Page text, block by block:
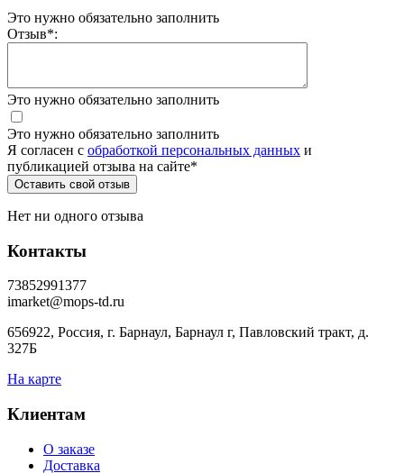
Это нужно обязательно заполнить
Отзыв*:
Это нужно обязательно заполнить
Это нужно обязательно заполнить
Я согласен c обработкой персональных данных и
публикацией отзыва на сайте*
Нет ни одного отзыва
Контакты
73852991377
imarket@mops-td.ru
656922, Россия, г. Барнаул, Барнаул г, Павловский тракт, д.
327Б
На карте
Клиентам
О заказе
Доставка